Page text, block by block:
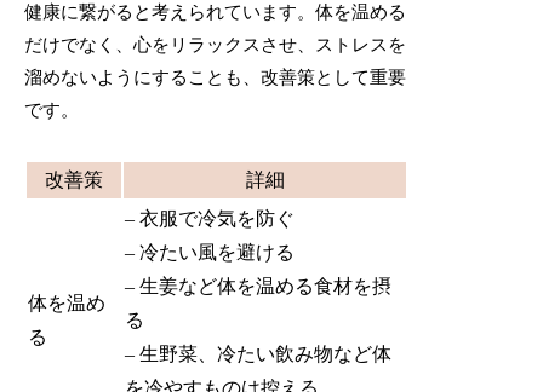
健康に繋がると考えられています。体を温める
だけでなく、心をリラックスさせ、ストレスを
溜めないようにすることも、改善策として重要
です。
改善策 詳細
体を温め
る
– 衣服で冷気を防ぐ
– 冷たい風を避ける
– 生姜など体を温める食材を摂
る
– 生野菜、冷たい飲み物など体
を冷やすものは控える